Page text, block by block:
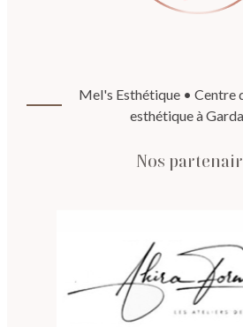
Mel's Esthétique • Centre
esthétique à
Nos